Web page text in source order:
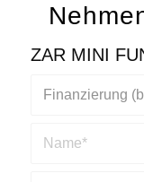
ZAR MINI